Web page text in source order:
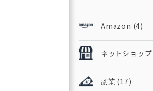
Amazon (4)
ネットショップ
副業 (17)